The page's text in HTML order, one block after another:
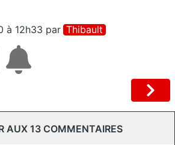
à 12h33 par Thibault
AUX 13 COMMENTAIRES